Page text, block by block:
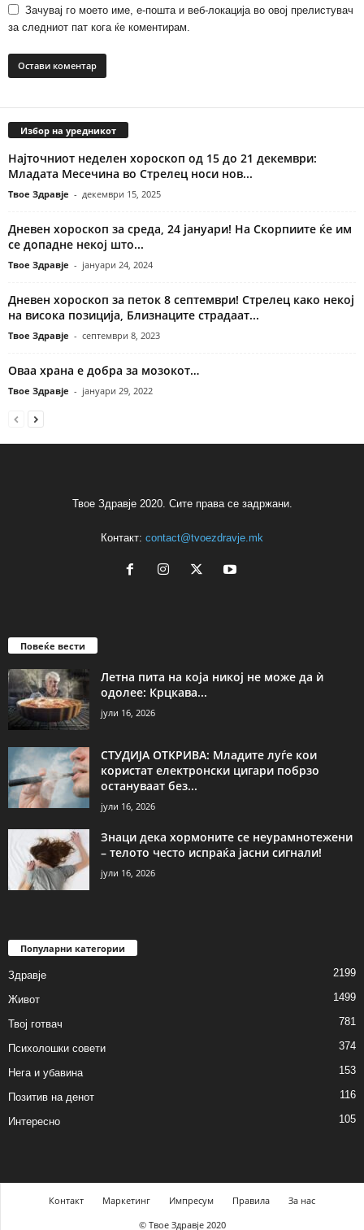
Зачувај го моето име, е-пошта и веб-локација во овој прелистувач
за следниот пат кога ќе коментирам.
Избор на уредникот
Најточниот неделен хороскоп од 15 до 21 декември:
Младата Месечина во Стрелец носи нов...
Твое Здравје - декември 15, 2025
Дневен хороскоп за среда, 24 јануари! На Скорпиите ќе им
се допадне некој што...
Твое Здравје - јануари 24, 2024
Дневен хороскоп за петок 8 септември! Стрелец како некој
на висока позиција, Близнаците страдаат...
Твое Здравје - септември 8, 2023
Оваа храна е добра за мозокот…
Твое Здравје - јануари 29, 2022
Твое Здравје 2020. Сите права се задржани.
Контакт: contact@tvoezdravje.mk
Повеќе вести
Летна пита на која никој не може да ѝ
одолее: Крцкава...
јули 16, 2026
СТУДИЈА ОТКРИВА: Младите луѓе кои
користат електронски цигари побрзо
остануваат без...
јули 16, 2026
Знаци дека хормоните се неурамнотежени
– телото често испраќа јасни сигнали!
јули 16, 2026
Популарни категории
Здравје 2199
Живот 1499
Твој готвач 781
Психолошки совети 374
Нега и убавина 153
Позитив на денот 116
Интересно 105
Контакт Маркетинг Импресум Правила
За нас
© Твое Здравје 2020